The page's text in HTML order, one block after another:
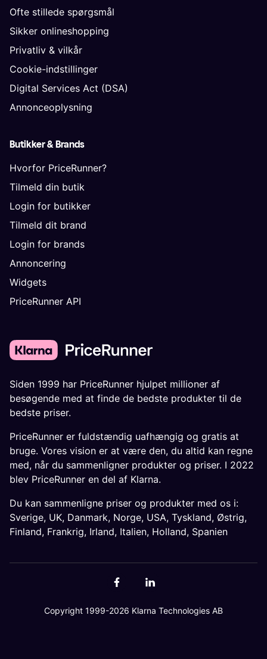
Ofte stillede spørgsmål
Sikker onlineshopping
Privatliv & vilkår
Cookie-indstillinger
Digital Services Act (DSA)
Annonceoplysning
Butikker & Brands
Hvorfor PriceRunner?
Tilmeld din butik
Login for butikker
Tilmeld dit brand
Login for brands
Annoncering
Widgets
PriceRunner API
Siden 1999 har PriceRunner hjulpet millioner af
besøgende med at finde de bedste produkter til de
bedste priser.
PriceRunner er fuldstændig uafhængig og gratis at
bruge. Vores vision er at være den, du altid kan regne
med, når du sammenligner produkter og priser. I 2022
blev PriceRunner en del af Klarna.
Du kan sammenligne priser og produkter med os i:
Sverige, UK, Danmark, Norge, USA, Tyskland, Østrig,
Finland, Frankrig, Irland, Italien, Holland, Spanien
Copyright 1999-2026 Klarna Technologies AB